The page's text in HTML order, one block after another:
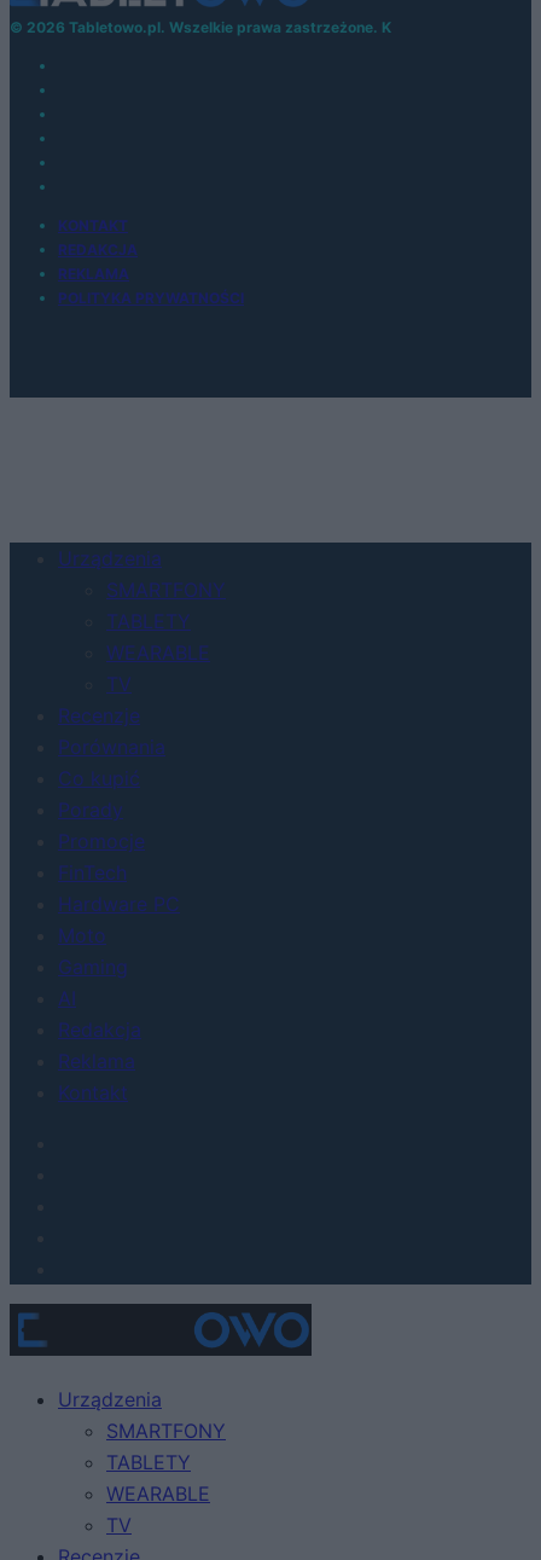
© 2026 Tabletowo.pl. Wszelkie prawa zastrzeżone. K
KONTAKT
REDAKCJA
REKLAMA
POLITYKA PRYWATNOŚCI
Urządzenia
SMARTFONY
TABLETY
WEARABLE
TV
Recenzje
Porównania
Co kupić
Porady
Promocje
FinTech
Hardware PC
Moto
Gaming
AI
Redakcja
Reklama
Kontakt
Urządzenia
SMARTFONY
TABLETY
WEARABLE
TV